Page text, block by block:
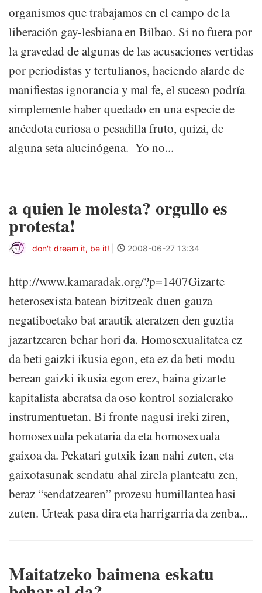
organismos que trabajamos en el campo de la
liberación gay-lesbiana en Bilbao. Si no fuera por
la gravedad de algunas de las acusaciones vertidas
por periodistas y tertulianos, haciendo alarde de
manifiestas ignorancia y mal fe, el suceso podría
simplemente haber quedado en una especie de
anécdota curiosa o pesadilla fruto, quizá, de
alguna seta alucinógena. Yo no...
a quien le molesta? orgullo es
protesta!
don't dream it, be it! 2008-06-27 13:34
http://www.kamaradak.org/?p=1407Gizarte
heterosexista batean bizitzeak duen gauza
negatiboetako bat arautik ateratzen den guztia
jazartzearen behar hori da. Homosexualitatea ez
da beti gaizki ikusia egon, eta ez da beti modu
berean gaizki ikusia egon erez, baina gizarte
kapitalista aberatsa da oso kontrol sozialerako
instrumentuetan. Bi fronte nagusi ireki ziren,
homosexuala pekataria da eta homosexuala
gaixoa da. Pekatari gutxik izan nahi zuten, eta
gaixotasunak sendatu ahal zirela planteatu zen,
beraz “sendatzearen” prozesu humillantea hasi
zuten. Urteak pasa dira eta harrigarria da zenba...
Maitatzeko baimena eskatu